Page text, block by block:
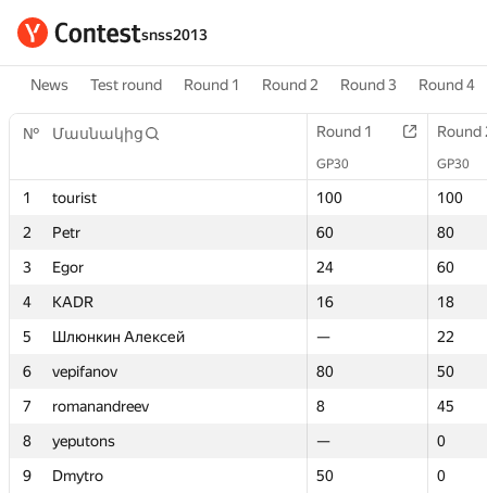
snss2013
News Test round Round 1 Round 2 Round 3 Round 4
№ Մասնակից Round 1 Round
GP30 GP30
1 tourist 100
100
2
Petr 60
80
3
Egor 24
60
4
KADR 16
18
5
Шлюнкин Алексей —
22
6
vepifanov 80
50
7
romanandreev 8
45
8
yeputons —
0
9
Dmytro 50
0
№ Մասնակից Round 1 Round
GP30 GP30
1 tourist 100
100
2
Petr 60
80
3
Egor 24
60
4
KADR 16
18
5
Шлюнкин Алексей —
22
6
vepifanov 80
50
7
romanandreev 8
45
8
yeputons —
0
9
Dmytro 50
0